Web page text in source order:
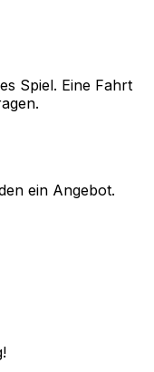
Spiel. Eine Fahrt
ein Angebot.
!